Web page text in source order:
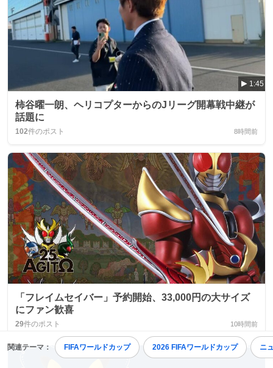
関連テーマ： FIFAワールドカップ 2026 FIFAワールドカップ ニ
1:45
柿谷曜一朗、ヘリコプターからのJリーグ開幕戦中継が
話題に
102件のポスト 8時間前
「フレイムセイバー」予約開始、33,000円の大サイズ
にファン歓喜
29件のポスト 10時間前